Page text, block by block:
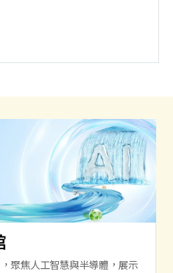
聚焦人工智慧與半導體，展示